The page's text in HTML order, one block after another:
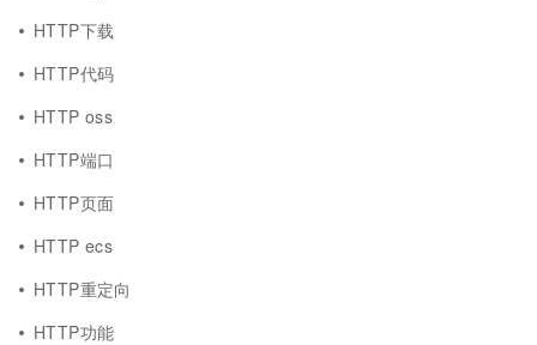
HTTP下载
HTTP代码
HTTP oss
HTTP端口
HTTP页面
HTTP ecs
HTTP重定向
HTTP功能